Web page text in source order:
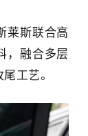
莱斯联合高
，融合多层
工艺。